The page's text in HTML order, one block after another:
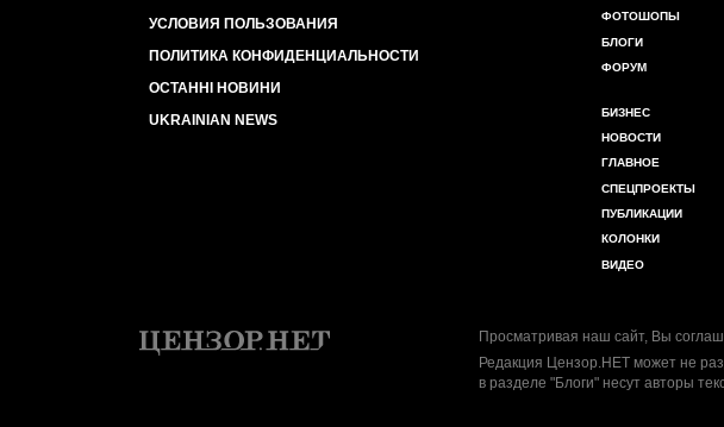
УСЛОВИЯ ПОЛЬЗОВАНИЯ
ПОЛИТИКА КОНФИДЕНЦИАЛЬНОСТИ
ОСТАННІ НОВИНИ
UKRAINIAN NEWS
ФОТОШОПЫ
БЛОГИ
ФОРУМ
БИЗНЕС
НОВОСТИ
ГЛАВНОЕ
СПЕЦПРОЕКТЫ
ПУБЛИКАЦИИ
КОЛОНКИ
ВИДЕО
Просматривая наш сайт, Вы
Редакция Цензор.НЕТ может не
в разделе "Блоги" несут авторы